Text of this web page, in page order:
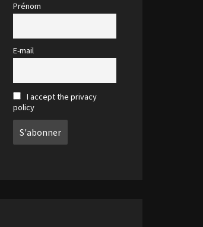
Prénom
E-mail
I accept the privacy
policy